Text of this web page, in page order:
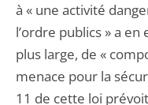
à « une activité
l’ordre publics » a
plus large, de «
menace pour la
11 de cette loi